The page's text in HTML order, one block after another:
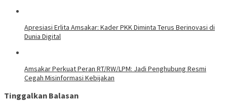
Apresiasi Erlita Amsakar: Kader PKK Diminta Terus Berinovasi di
Dunia Digital
Amsakar Perkuat Peran RT/RW/LPM: Jadi Penghubung Resmi
Cegah Misinformasi Kebijakan
Tinggalkan Balasan